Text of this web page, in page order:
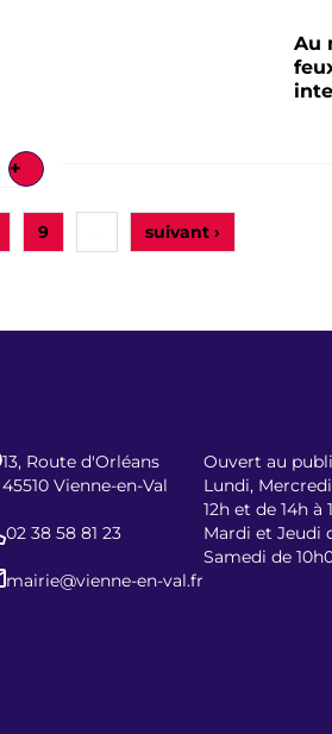
+
Au
9 suivant ›
13, Route d'Orléans
45510 Vienne-en-Val
02 38 58 81 23
mairie@vienne-en-val.fr
Ouvert au
Lundi,
12h et de 14h à
Mardi et Jeudi
Samedi de